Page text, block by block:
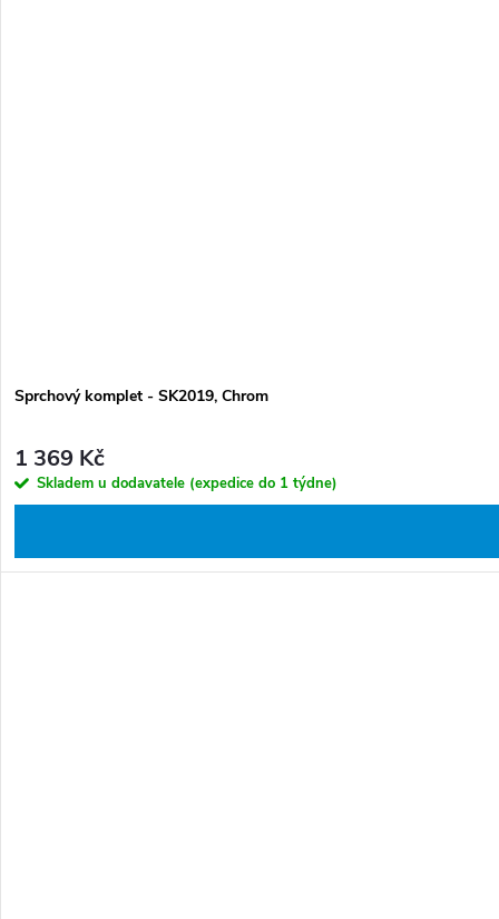
Sprchový komplet - SK2019, Chrom
1 369 Kč
Skladem u dodavatele (expedice do 1 týdne)